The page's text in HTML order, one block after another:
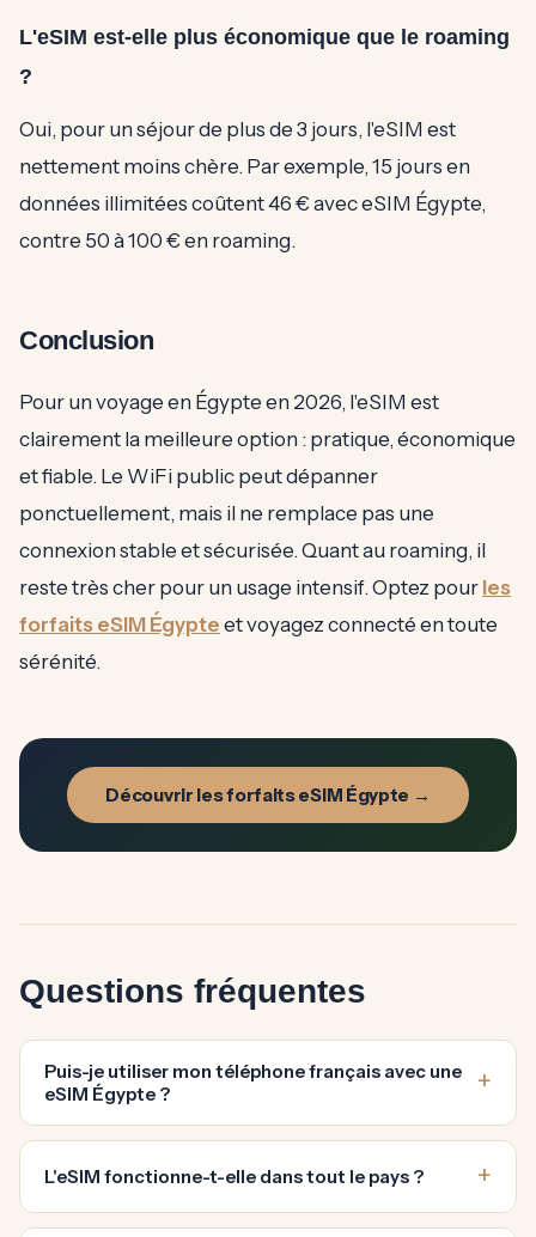
L'eSIM est-elle plus économique que le roaming
?
Oui, pour un séjour de plus de 3 jours, l'eSIM est
nettement moins chère. Par exemple, 15 jours en
données illimitées coûtent 46 € avec eSIM Égypte,
contre 50 à 100 € en roaming.
Conclusion
Pour un voyage en Égypte en 2026, l'eSIM est
clairement la meilleure option : pratique, économique
et fiable. Le WiFi public peut dépanner
ponctuellement, mais il ne remplace pas une
connexion stable et sécurisée. Quant au roaming, il
reste très cher pour un usage intensif. Optez pour les
forfaits eSIM Égypte et voyagez connecté en toute
sérénité.
Découvrir les forfaits eSIM Égypte →
Questions fréquentes
Puis-je utiliser mon téléphone français avec une
eSIM Égypte ?
L'eSIM fonctionne-t-elle dans tout le pays ?